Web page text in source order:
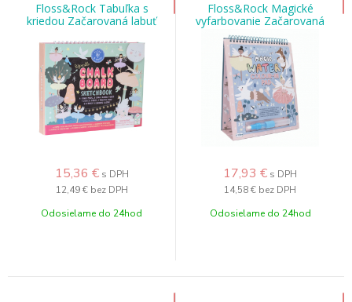
Floss&Rock Tabuľka s
kriedou Začarovaná labuť
15,36 € s DPH
12,49 € bez DPH
Odosielame do 24hod
Floss&Rock Magické
vyfarbovanie Začarovaná
labuť
17,93 € s DPH
14,58 € bez DPH
Odosielame do 24hod